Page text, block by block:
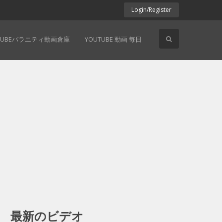
Login/Register
バラエティ動画倉庫 YOUTUBE 動画 毎日
最新のビデオ